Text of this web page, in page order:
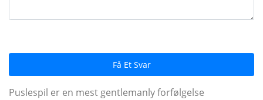
Få Et Svar
Puslespil er en mest gentlemanly forfølgelse